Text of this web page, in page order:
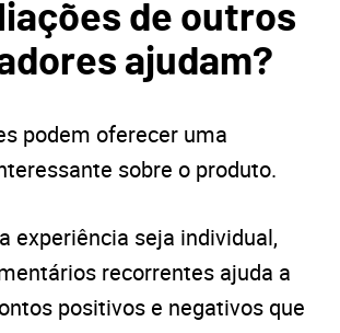
de outros
ajudam?
podem oferecer uma
sobre o produto.
experiência seja individual,
recorrentes ajuda a
positivos e negativos que